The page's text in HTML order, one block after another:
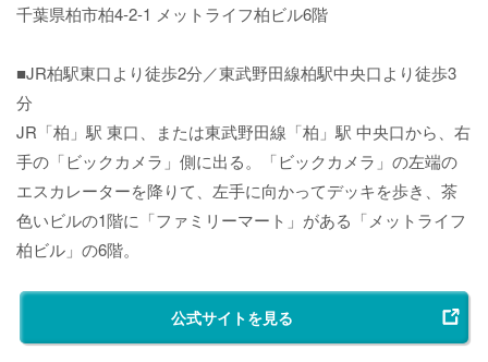
千葉県柏市柏4-2-1 メットライフ柏ビル6階
■JR柏駅東口より徒歩2分／東武野田線柏駅中央口より徒歩3
分
JR「柏」駅 東口、または東武野田線「柏」駅 中央口から、右
手の「ビックカメラ」側に出る。「ビックカメラ」の左端の
エスカレーターを降りて、左手に向かってデッキを歩き、茶
色いビルの1階に「ファミリーマート」がある「メットライフ
柏ビル」の6階。
公式サイトを見る